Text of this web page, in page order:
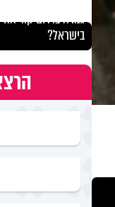
גמרא בדרום קוריאה
בישראל?